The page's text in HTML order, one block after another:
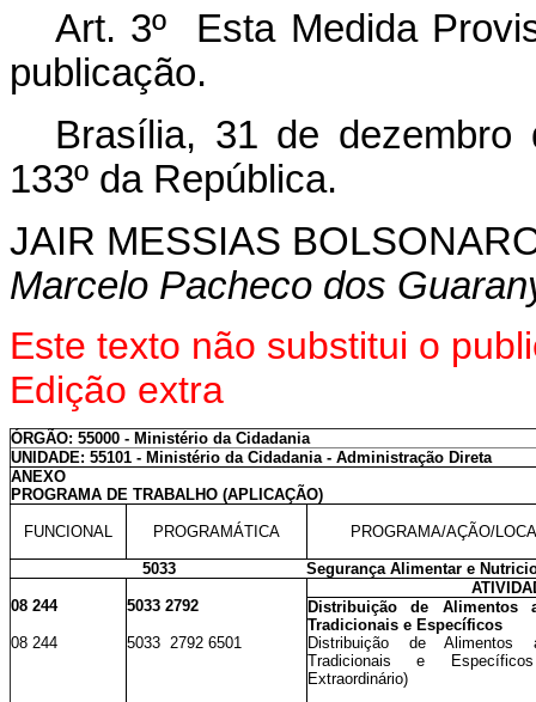
Art. 3º Esta Medida
publicação.
Brasília, 31 de dezembro
133º da República.
JAIR MESSIAS
Marcelo Pacheco dos
Este texto não substitui o
Edição extra
ÓRGÃO: 55000 - Ministério da Cidadania
UNIDADE: 55101 - Ministério da Cidadania - Administração Direta
ANEXO
PROGRAMA DE TRABALHO (APLICAÇÃO)
FUNCIONAL PROGRAMÁTICA PROGRAMA/AÇÃO/
5033
Segurança Alimentar e
08 244
5033 2792
Distribuição de Alimentos
Tradicionais e Específicos
08 244
5033 2792 6501
Distribuição de Alimentos
Tradicionais e
Extraordinário)